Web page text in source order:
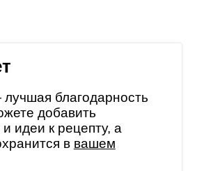
благодарность
добавить
идеи к рецепту, а
в вашем